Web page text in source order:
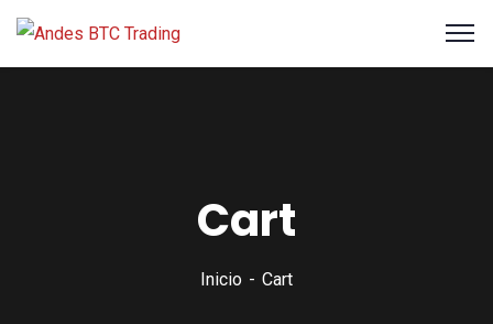
Cart
Inicio Cart